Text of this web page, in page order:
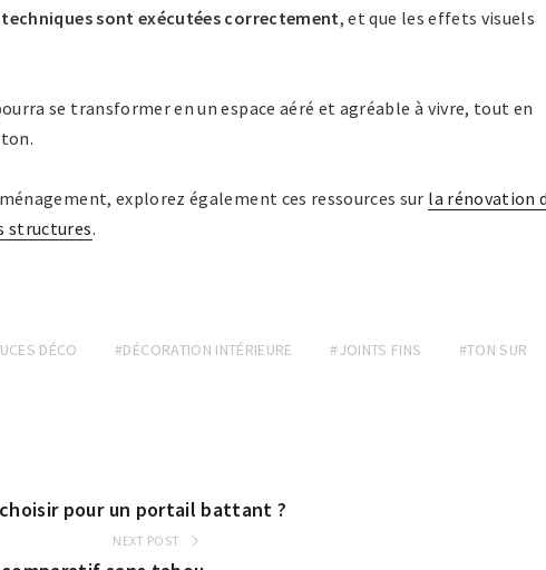
techniques sont exécutées correctement, et que les effets visuels
se transformer en un espace aéré et agréable à vivre, tout en
explorez également ces ressources sur la rénovation
structures.
DÉCO #DÉCORATION INTÉRIEURE #JOINTS FINS
#TON SUR
pour un portail battant ?
NEXT POST